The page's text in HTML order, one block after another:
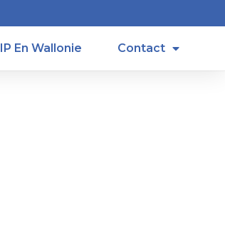
IP En Wallonie Contact